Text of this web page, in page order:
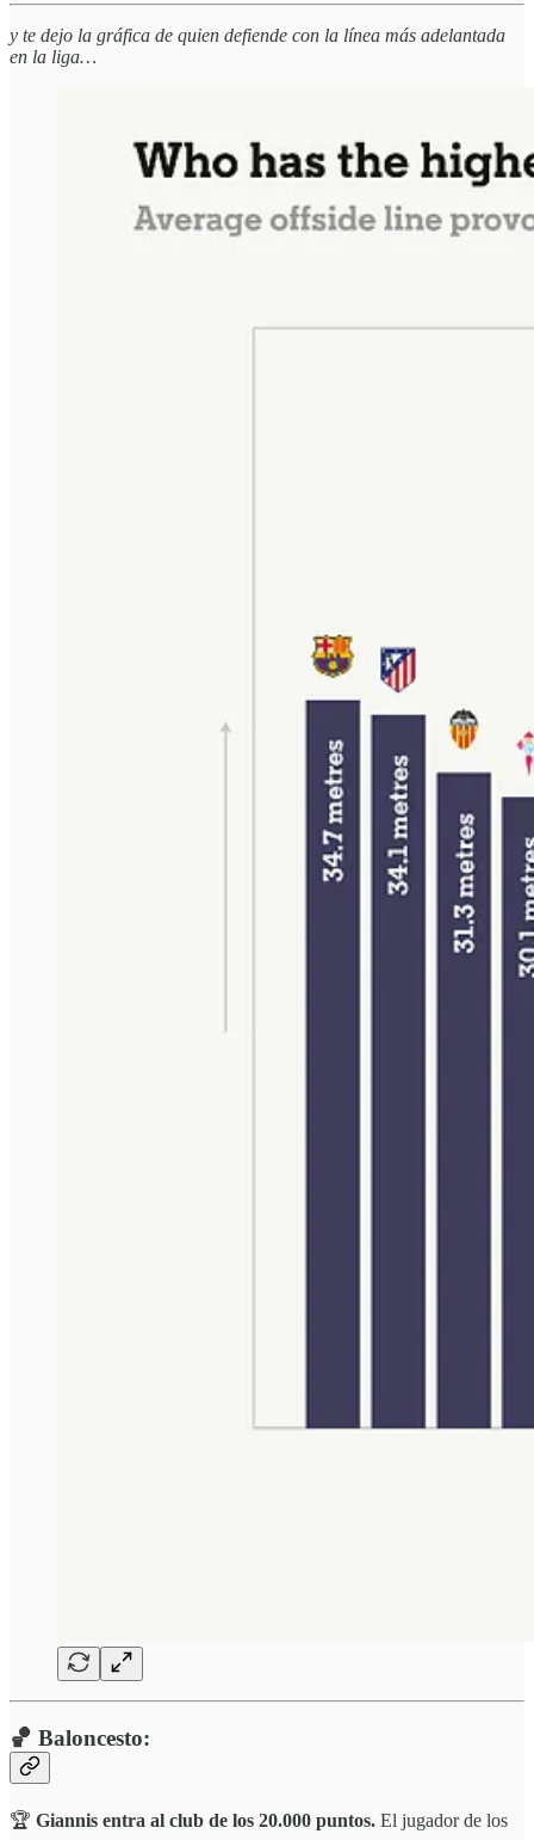
y te dejo la gráfica de quien defiende con la línea más adelantada
en la liga…
🏀 Baloncesto:
🏆 Giannis entra al club de los 20.000 puntos. El jugador de los